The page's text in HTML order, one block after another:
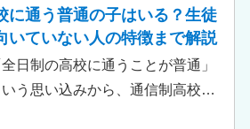
ょう。 この記事では、サポート
特徴や通信制高校との違い、メ
ット・デメリットについて解説し
す。
る人もいるのではないでしょう
結論から言うと、通信制高校に
ったからといって「人生終了」で
決してありません。通信制高校で
に通う普通の子はいる？生徒
いていない人の特徴まで解説
全日制の高校に通うことが普通」
いう思い込みから、通信制高校へ